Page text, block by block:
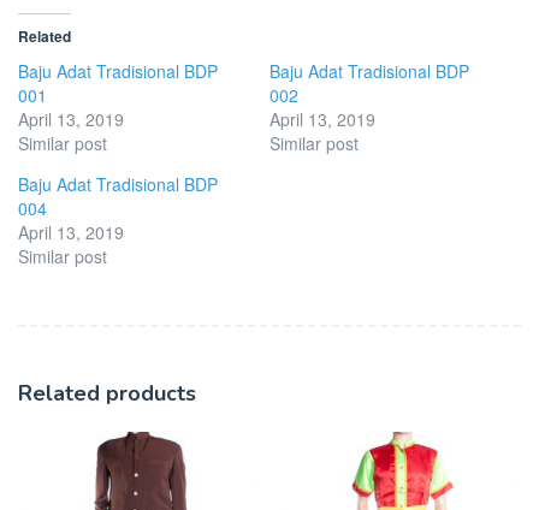
Related
Baju Adat Tradisional BDP
001
April 13, 2019
Similar post
Baju Adat Tradisional BDP
002
April 13, 2019
Similar post
Baju Adat Tradisional BDP
004
April 13, 2019
Similar post
Related products